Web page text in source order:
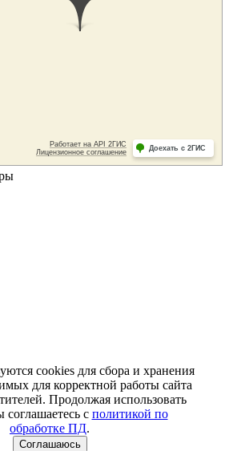
cookies для сбора и хранения
для корректной работы сайта
Продолжая использовать
с политикой по
обработке ПД.
Соглашаюсь